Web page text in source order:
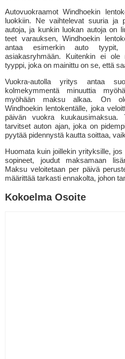
Autovuokraamot Windhoekin
luokkiin. Ne vaihtelevat suuria ja
autoja, ja kunkin luokan autoja on
teet varauksen, Windhoekin
antaa esimerkin auto tyypit,
asiakasryhmään. Kuitenkin ei
tyyppi, joka on mainittu on se, että
Vuokra-autolla yritys antaa
kolmekymmentä minuuttia
myöhään maksu alkaa. On
Windhoekin lentokentälle, joka
päivän vuokra
tarvitset auton ajan, joka on
pyytää pidennystä kautta soittaa,
Huomata kuin joillekin yrityksille,
sopineet, joudut maksamaan
Maksu veloitetaan per päivä
määrittää tarkasti ennakolta, johon
Kokoelma Osoite